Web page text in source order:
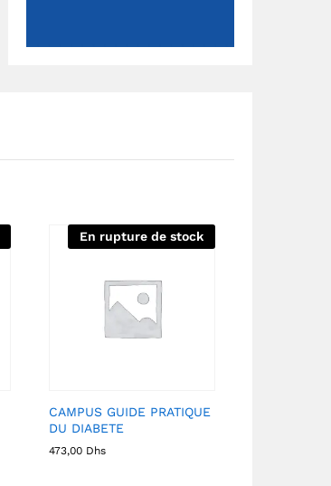
En rupture de stock
CAMPUS GUIDE PRATIQUE
DU DIABETE
473,00 Dhs